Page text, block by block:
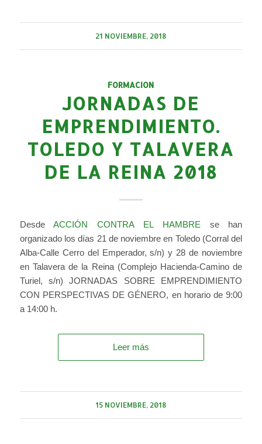
21 NOVIEMBRE, 2018
FORMACION
JORNADAS DE
EMPRENDIMIENTO.
TOLEDO Y TALAVERA
DE LA REINA 2018
DesdeACCIÓN CONTRA EL HAMBRE se han
organizado los días 21 de noviembre en Toledo (Corral del
Alba-Calle Cerro del Emperador, s/n) y 28 de noviembre
en Talavera de la Reina (Complejo Hacienda-Camino de
Turiel, s/n) JORNADAS SOBRE EMPRENDIMIENTO
CON PERSPECTIVAS DE GÉNERO, en horario de 9:00
a 14:00 h.
Leer más
15 NOVIEMBRE, 2018